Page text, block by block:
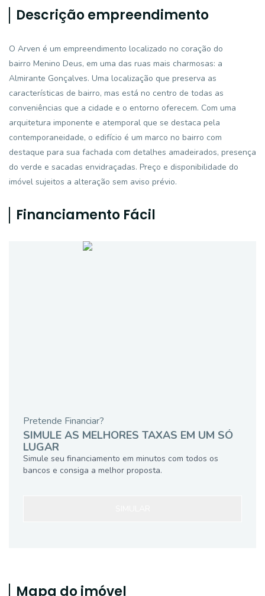
Descrição empreendimento
O Arven é um empreendimento localizado no coração do
bairro Menino Deus, em uma das ruas mais charmosas: a
Almirante Gonçalves. Uma localização que preserva as
características de bairro, mas está no centro de todas as
conveniências que a cidade e o entorno oferecem. Com uma
arquitetura imponente e atemporal que se destaca pela
contemporaneidade, o edifício é um marco no bairro com
destaque para sua fachada com detalhes amadeirados, presença
do verde e sacadas envidraçadas. Preço e disponibilidade do
imóvel sujeitos a alteração sem aviso prévio.
Financiamento Fácil
Pretende Financiar?
SIMULE AS MELHORES TAXAS EM UM SÓ
LUGAR
Simule seu financiamento em minutos com todos os
bancos e consiga a melhor proposta.
Mapa do imóvel